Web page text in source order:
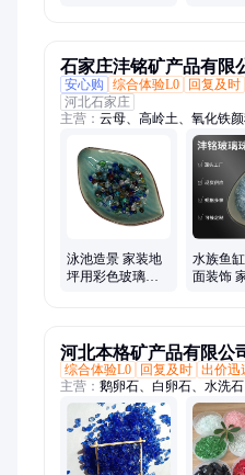
石家庄沣铭矿产品有限
安心购
综合体验L0 回复及时
河北石家庄
主营： 云母、高岭土、氧化铁
绿沸石、陶瓷砂、麦饭石陶瓷
稻壳、贝壳粉、玻璃砂玻璃砂
糠椰壳砖营养土、仿瓷颗粒砂
气石、玛瑙石珠、还原铁粉铁砂
泳池造景 家装地
坪用彩色玻璃珠
水族鱼
面装饰
河北本格矿产品有限公
综合体验L0
回复及时 出价迅
主营： 鹅卵石、白卵石、水洗
石、白石子、火山石、胶粘石
山岩、景观石、碎拼石、夜光
脚石、金刚砂、石榴砂、抛光
族滤